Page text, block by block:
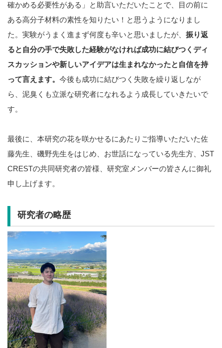
確かめる必要性がある」と助言いただいたことで、目の前に
ある高分子材料の素性を知りたい！と思うようになりまし
た。実験がうまく進まず何度も辛いと思いましたが、 振り返
ると自分の手で失敗した経験がなければ成功に結びつくディ
スカッションや新しいアイデアは生まれなかったと自信を持
って言えます。 今後も成功に結びつく失敗を繰り返しなが
ら、泥臭くも立派な研究者になれるよう成長していきたいで
す。
最後に、本研究の花を咲かせるにあたりご指導いただいた佐
藤先生、磯野先生をはじめ、お世話になっている先生方、JST
CRESTの共同研究者の皆様、研究室メンバーの皆さんに御礼
申し上げます。
研究者の略歴